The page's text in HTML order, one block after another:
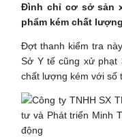
Đình chỉ cơ sở sản
phẩm kém chất lượng
Đợt thanh kiểm tra
Sở Y tế cũng xử phạt
chất lượng kém với số